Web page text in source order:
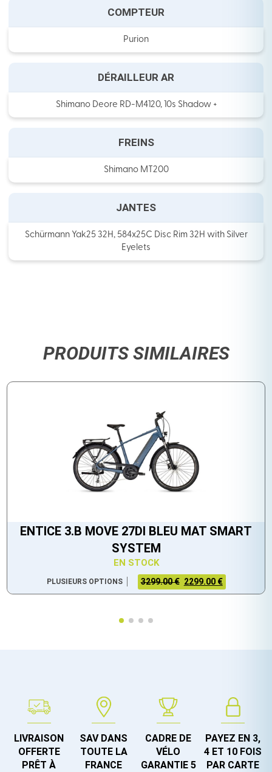
COMPTEUR
Purion
DÉRAILLEUR AR
Shimano Deore RD-M4120, 10s Shadow +
FREINS
Shimano MT200
JANTES
Schürmann Yak25 32H, 584x25C Disc Rim 32H with Silver
Eyelets
PRODUITS SIMILAIRES
ENTICE 3.B MOVE 27DI BLEU MAT SMART
SYSTEM
EN STOCK
PLUSIEURS OPTIONS 3299.00 € 2299.00 €
LIVRAISON
OFFERTE
PRÊT À
SAV DANS
TOUTE LA
FRANCE
CADRE DE
VÉLO
GARANTIE 5
PAYEZ EN 3,
4 ET 10 FOIS
PAR CARTE